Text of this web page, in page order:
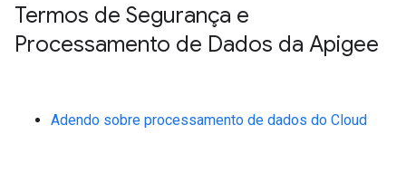
Termos de Segurança e
Processamento de Dados da Apigee
Adendo sobre processamento de dados do Cloud